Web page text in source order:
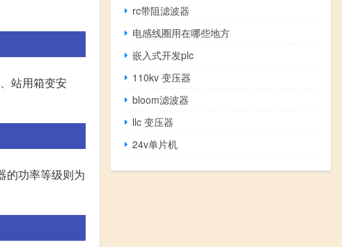
站用箱变安
的功率等级则为
rc带阻滤波器
电感线圈用在哪些地方
嵌入式开发plc
110kv 变压器
bloom滤波器
llc 变压器
24v单片机